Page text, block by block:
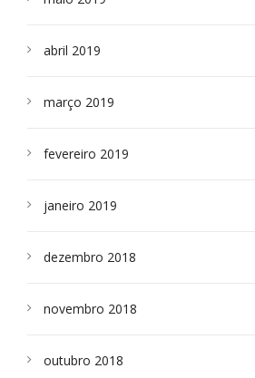
abril 2019
março 2019
fevereiro 2019
janeiro 2019
dezembro 2018
novembro 2018
outubro 2018